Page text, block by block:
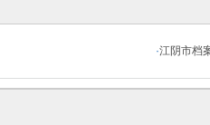
·江阴市档